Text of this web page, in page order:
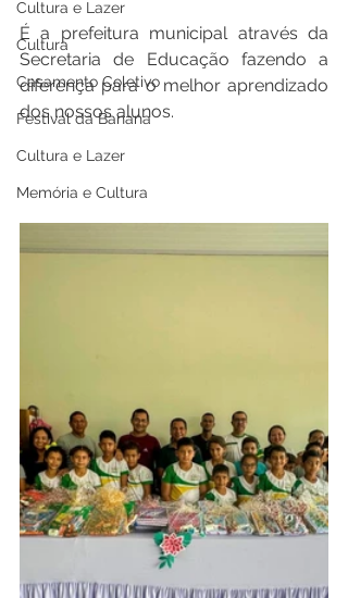
Cultura e Lazer
Cultura
Casamento Coletivo
Festival da Banana
Cultura e Lazer
Memória e Cultura
É a prefeitura municipal através da
Secretaria de Educação fazendo a
diferença para o melhor aprendizado
dos nossos alunos.